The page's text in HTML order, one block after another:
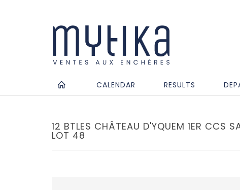
CALENDAR RESULTS
12 BTLES CHÂTEAU D'YQUEM 1ER CCS
LOT 48